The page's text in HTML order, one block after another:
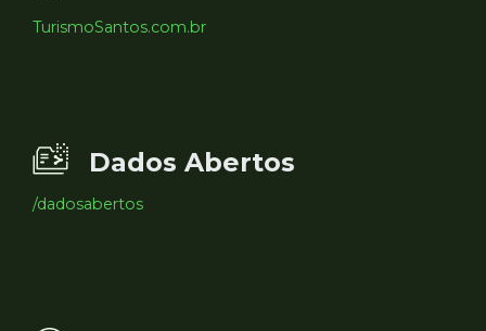
TurismoSantos.com.br
Dados Abertos
/dadosabertos